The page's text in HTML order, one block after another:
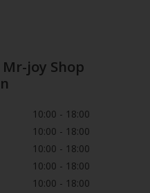
joy Shop
10:00 - 18:00
10:00 - 18:00
10:00 - 18:00
10:00 - 18:00
10:00 - 18:00